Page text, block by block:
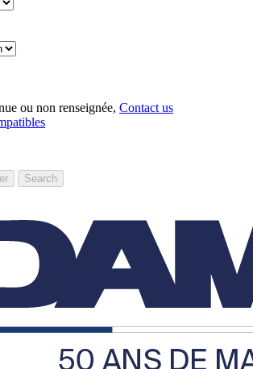
ou non renseignée, Contact us
Search